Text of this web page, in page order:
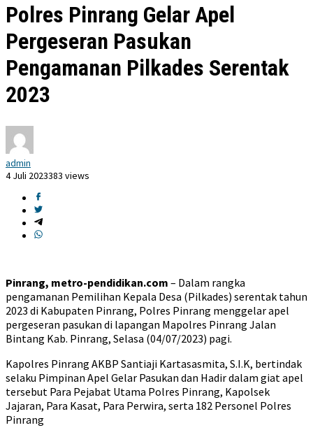
Polres Pinrang Gelar Apel
Pergeseran Pasukan
Pengamanan Pilkades Serentak
2023
admin
4 Juli 2023383 views
Pinrang, metro-pendidikan.com – Dalam rangka
pengamanan Pemilihan Kepala Desa (Pilkades) serentak tahun
2023 di Kabupaten Pinrang, Polres Pinrang menggelar apel
pergeseran pasukan di lapangan Mapolres Pinrang Jalan
Bintang Kab. Pinrang, Selasa (04/07/2023) pagi.
Kapolres Pinrang AKBP Santiaji Kartasasmita, S.I.K, bertindak
selaku Pimpinan Apel Gelar Pasukan dan Hadir dalam giat apel
tersebut Para Pejabat Utama Polres Pinrang, Kapolsek
Jajaran, Para Kasat, Para Perwira, serta 182 Personel Polres
Pinrang